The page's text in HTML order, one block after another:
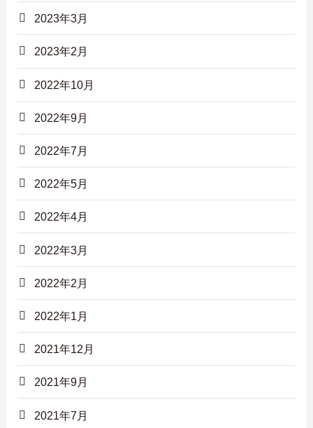
2023年3月
2023年2月
2022年10月
2022年9月
2022年7月
2022年5月
2022年4月
2022年3月
2022年2月
2022年1月
2021年12月
2021年9月
2021年7月